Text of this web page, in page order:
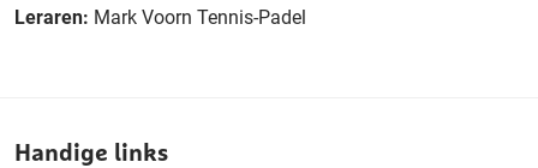
Leraren: Mark Voorn Tennis-Padel
Handige links